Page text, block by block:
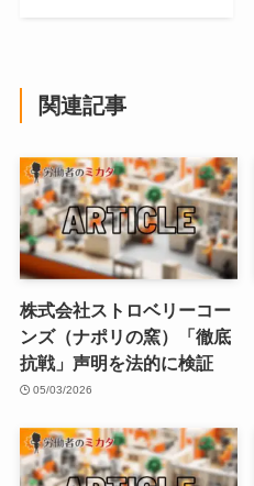
関連記事
株式会社ストロベリーコー
ンズ（ナポリの窯）「徹底
抗戦」声明を法的に検証
05/03/2026